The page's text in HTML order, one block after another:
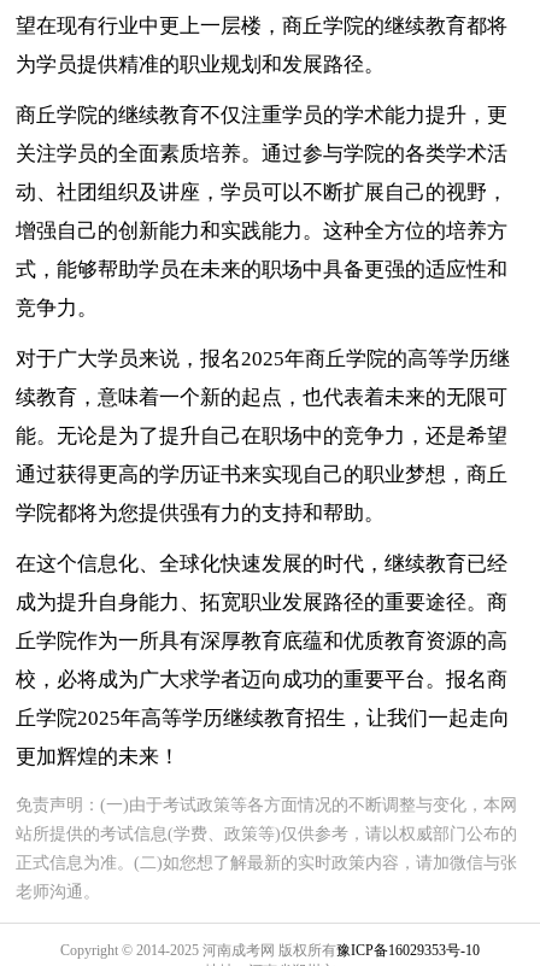
望在现有行业中更上一层楼，商丘学院的继续教育都将
为学员提供精准的职业规划和发展路径。
商丘学院的继续教育不仅注重学员的学术能力提升，更
关注学员的全面素质培养。通过参与学院的各类学术活
动、社团组织及讲座，学员可以不断扩展自己的视野，
增强自己的创新能力和实践能力。这种全方位的培养方
式，能够帮助学员在未来的职场中具备更强的适应性和
竞争力。
对于广大学员来说，报名2025年商丘学院的高等学历继
续教育，意味着一个新的起点，也代表着未来的无限可
能。无论是为了提升自己在职场中的竞争力，还是希望
通过获得更高的学历证书来实现自己的职业梦想，商丘
学院都将为您提供强有力的支持和帮助。
在这个信息化、全球化快速发展的时代，继续教育已经
成为提升自身能力、拓宽职业发展路径的重要途径。商
丘学院作为一所具有深厚教育底蕴和优质教育资源的高
校，必将成为广大求学者迈向成功的重要平台。报名商
丘学院2025年高等学历继续教育招生，让我们一起走向
更加辉煌的未来！
免责声明：(一)由于考试政策等各方面情况的不断调整与变化，本网
站所提供的考试信息(学费、政策等)仅供参考，请以权威部门公布的
正式信息为准。(二)如您想了解最新的实时政策内容，请加微信与张
老师沟通。
Copyright © 2014-2025 河南成考网 版权所有豫ICP备16029353号-10